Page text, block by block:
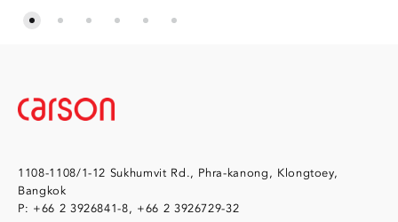
1108-1108/1-12 Sukhumvit Rd., Phra-kanong, Klongtoey,
Bangkok
P: +66 2 3926841-8, +66 2 3926729-32